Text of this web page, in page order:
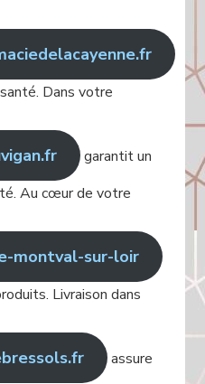
Dans votre
garantit un
Au cœur de votre
montval-sur-loir
Livraison dans
assure